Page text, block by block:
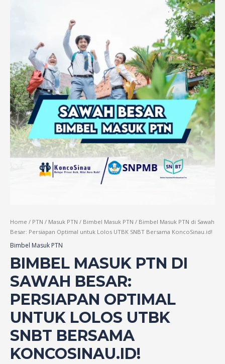
Home / PTN / Masuk PTN / Bimbel Masuk PTN / Bimbel Masuk PTN di Sawah
Besar: Persiapan Optimal untuk Lolos UTBK SNBT Bersama KoncoSinau.id!
Bimbel Masuk PTN
BIMBEL MASUK PTN DI
SAWAH BESAR:
PERSIAPAN OPTIMAL
UNTUK LOLOS UTBK
SNBT BERSAMA
KONCOSINAU.ID!